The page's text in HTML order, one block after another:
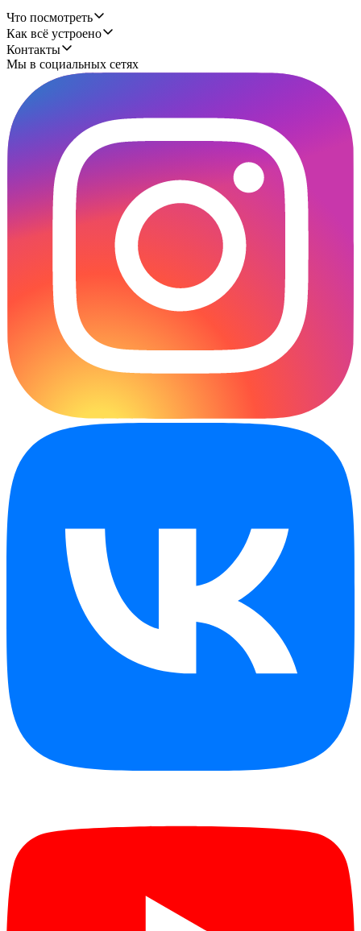
Что посмотреть
Как всё устроено
Контакты
Мы в социальных сетях